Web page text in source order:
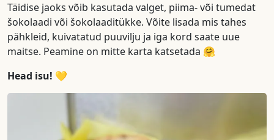
Täidise jaoks võib kasutada valget, piima- või tumedat
šokolaadi või šokolaaditükke. Võite lisada mis tahes
pähkleid, kuivatatud puuvilju ja iga kord saate uue
maitse. Peamine on mitte karta katsetada 🤗
Head isu! 💛